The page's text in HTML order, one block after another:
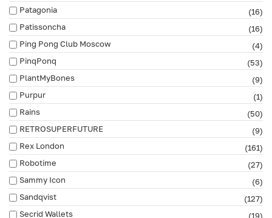
Patagonia
(16)
Patissoncha
(16)
Ping Pong Club Moscow
(4)
PinqPonq
(53)
PlantMyBones
(9)
Purpur
(1)
Rains
(50)
RETROSUPERFUTURE
(9)
Rex London
(161)
Robotime
(27)
Sammy Icon
(6)
Sandqvist
(127)
Secrid Wallets
(19)